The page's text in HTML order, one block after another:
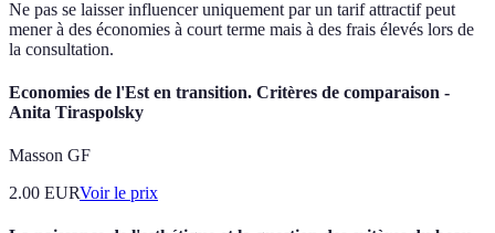
Ne pas se laisser influencer uniquement par un tarif attractif peut
mener à des économies à court terme mais à des frais élevés lors de
la consultation.
Economies de l'Est en transition. Critères de comparaison -
Anita Tiraspolsky
Masson GF
2.00 EURVoir le prix